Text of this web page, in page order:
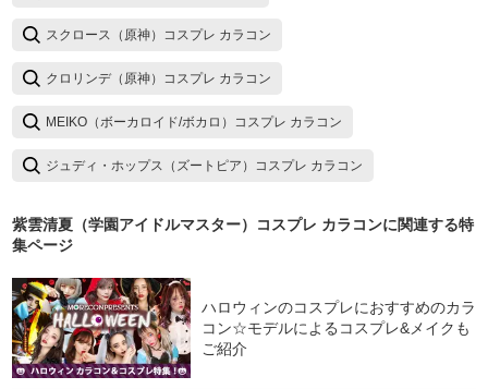
スクロース（原神）コスプレ カラコン
クロリンデ（原神）コスプレ カラコン
MEIKO（ボーカロイド/ボカロ）コスプレ カラコン
ジュディ・ホップス（ズートピア）コスプレ カラコン
紫雲清夏（学園アイドルマスター）コスプレ カラコンに関連する特
集ページ
ハロウィンのコスプレにおすすめのカラ
コン☆モデルによるコスプレ&メイクも
ご紹介